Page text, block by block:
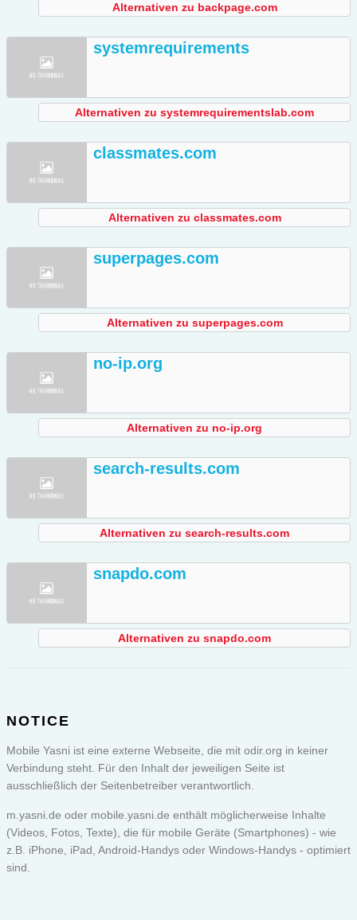
Alternativen zu backpage.com
systemrequirements
Alternativen zu systemrequirementslab.com
classmates.com
Alternativen zu classmates.com
superpages.com
Alternativen zu superpages.com
no-ip.org
Alternativen zu no-ip.org
search-results.com
Alternativen zu search-results.com
snapdo.com
Alternativen zu snapdo.com
NOTICE
Mobile Yasni ist eine externe Webseite, die mit odir.org in keiner
Verbindung steht. Für den Inhalt der jeweiligen Seite ist
ausschließlich der Seitenbetreiber verantwortlich.
m.yasni.de oder mobile.yasni.de enthält möglicherweise Inhalte
(Videos, Fotos, Texte), die für mobile Geräte (Smartphones) - wie
z.B. iPhone, iPad, Android-Handys oder Windows-Handys - optimiert
sind.